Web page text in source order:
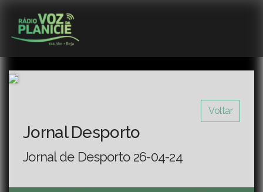
Voltar
Jornal Desporto
Jornal de Desporto 26-04-24